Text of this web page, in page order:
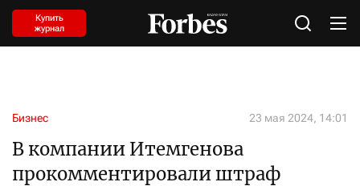
Купить
журнал
Бизнес 23 мая 2024, 14:01
В компании Итемгенова
прокомментировали штраф